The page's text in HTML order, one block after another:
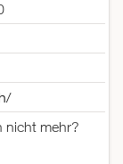
nicht mehr?